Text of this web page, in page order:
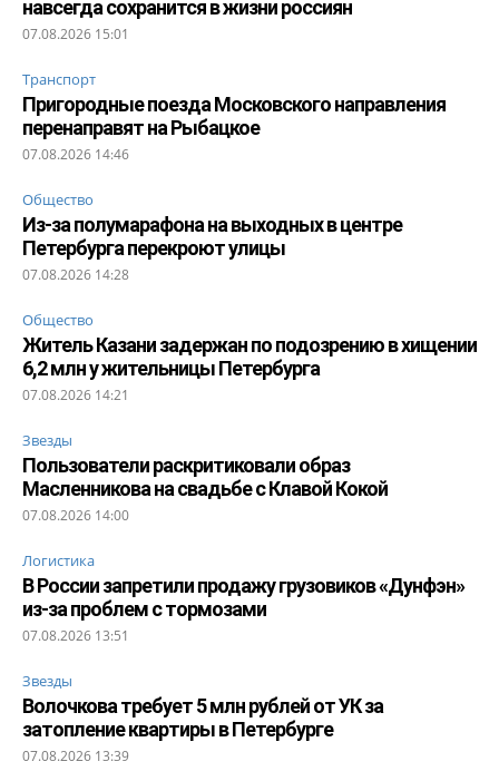
навсегда сохранится в жизни россиян
07.08.2026 15:01
Транспорт
Пригородные поезда Московского направления
перенаправят на Рыбацкое
07.08.2026 14:46
Общество
Из-за полумарафона на выходных в центре
Петербурга перекроют улицы
07.08.2026 14:28
Общество
Житель Казани задержан по подозрению в хищении
6,2 млн у жительницы Петербурга
07.08.2026 14:21
Звезды
Пользователи раскритиковали образ
Масленникова на свадьбе с Клавой Кокой
07.08.2026 14:00
Логистика
В России запретили продажу грузовиков «Дунфэн»
из-за проблем с тормозами
07.08.2026 13:51
Звезды
Волочкова требует 5 млн рублей от УК за
затопление квартиры в Петербурге
07.08.2026 13:39